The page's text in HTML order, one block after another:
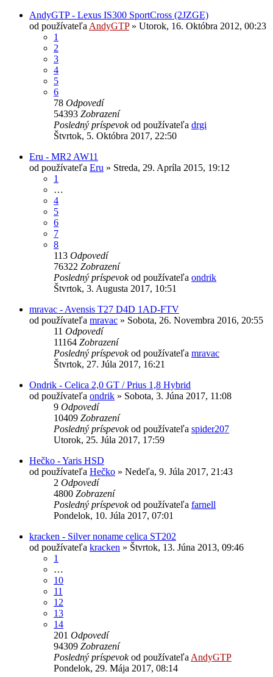
AndyGTP - Lexus IS300 SportCross (2JZGE)
od používateľa AndyGTP» Utorok, 16. Októbra 2012, 00:23
1
2
3
4
5
6
78 Odpovedí
54393 Zobrazení
Posledný príspevokod používateľa drgi
Štvrtok, 5. Októbra 2017, 22:50
Eru - MR2 AW11
od používateľa Eru » Streda, 29. Apríla 2015, 19:12
1
…
4
5
6
7
8
113 Odpovedí
76322 Zobrazení
Posledný príspevokod používateľa ondrik
Štvrtok, 3. Augusta 2017, 10:51
mravac - Avensis T27 D4D 1AD-FTV
od používateľa mravac » Sobota, 26. Novembra 2016, 20:55
11 Odpovedí
11164 Zobrazení
Posledný príspevokod používateľa mravac
Štvrtok, 27. Júla 2017, 16:21
Ondrik - Celica 2,0 GT / Prius 1,8 Hybrid
od používateľa ondrik » Sobota, 3. Júna 2017, 11:08
9 Odpovedí
10409 Zobrazení
Posledný príspevokod používateľa spider207
Utorok, 25. Júla 2017, 17:59
Hečko - Yaris HSD
od používateľa Hečko » Nedeľa, 9. Júla 2017, 21:43
2 Odpovedí
4800 Zobrazení
Posledný príspevokod používateľa farnell
Pondelok, 10. Júla 2017, 07:01
kracken - Silver noname celica ST202
od používateľa kracken » Štvrtok, 13. Júna 2013, 09:46
1
…
10
11
12
13
14
201 Odpovedí
94309 Zobrazení
Posledný príspevokod používateľa AndyGTP
Pondelok, 29. Mája 2017, 08:14